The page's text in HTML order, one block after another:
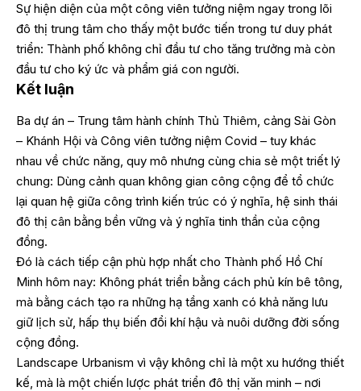
Sự hiện diện của một công viên tưởng niệm ngay trong lõi
đô thị trung tâm cho thấy một bước tiến trong tư duy phát
triển: Thành phố không chỉ đầu tư cho tăng trưởng mà còn
đầu tư cho ký ức và phẩm giá con người.
Kết luận
Ba dự án – Trung tâm hành chính Thủ Thiêm, cảng Sài Gòn
– Khánh Hội và Công viên tưởng niệm Covid – tuy khác
nhau về chức năng, quy mô nhưng cùng chia sẻ một triết lý
chung: Dùng cảnh quan không gian công cộng để tổ chức
lại quan hệ giữa công trình kiến trúc có ý nghĩa, hệ sinh thái
đô thị cân bằng bền vững và ý nghĩa tinh thần của cộng
đồng.
Đó là cách tiếp cận phù hợp nhất cho Thành phố Hồ Chí
Minh hôm nay: Không phát triển bằng cách phủ kín bê tông,
mà bằng cách tạo ra những hạ tầng xanh có khả năng lưu
giữ lịch sử, hấp thụ biến đổi khí hậu và nuôi dưỡng đời sống
cộng đồng.
Landscape Urbanism vì vậy không chỉ là một xu hướng thiết
kế, mà là một chiến lược phát triển đô thị văn minh – nơi